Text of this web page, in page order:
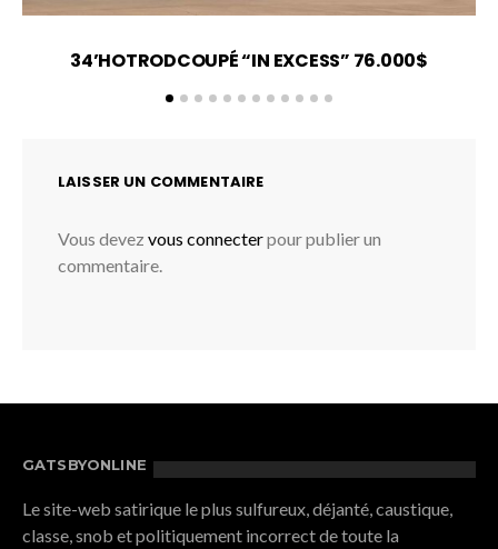
34’HOTRODCOUPÉ “IN EXCESS” 76.000$
LAISSER UN COMMENTAIRE
Vous devez vous connecterpour publier un
commentaire.
GATSBYONLINE
Le site-web satirique le plus sulfureux, déjanté, caustique,
classe, snob et politiquement incorrect de toute la